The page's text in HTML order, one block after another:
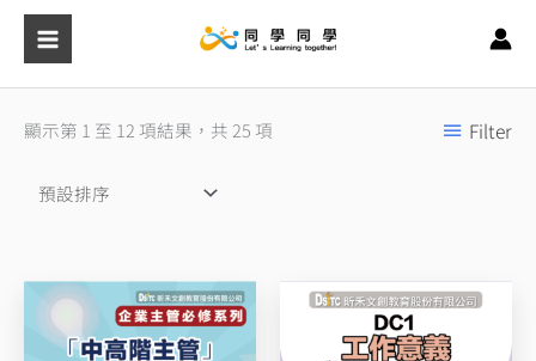
顯示第 1 至 12 項結果，共 25 項 Filter